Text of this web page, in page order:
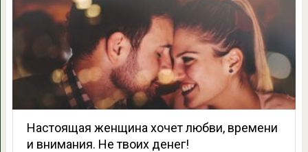
Настоящая женщина хочет любви, времени
и внимания. Не твоих денег!